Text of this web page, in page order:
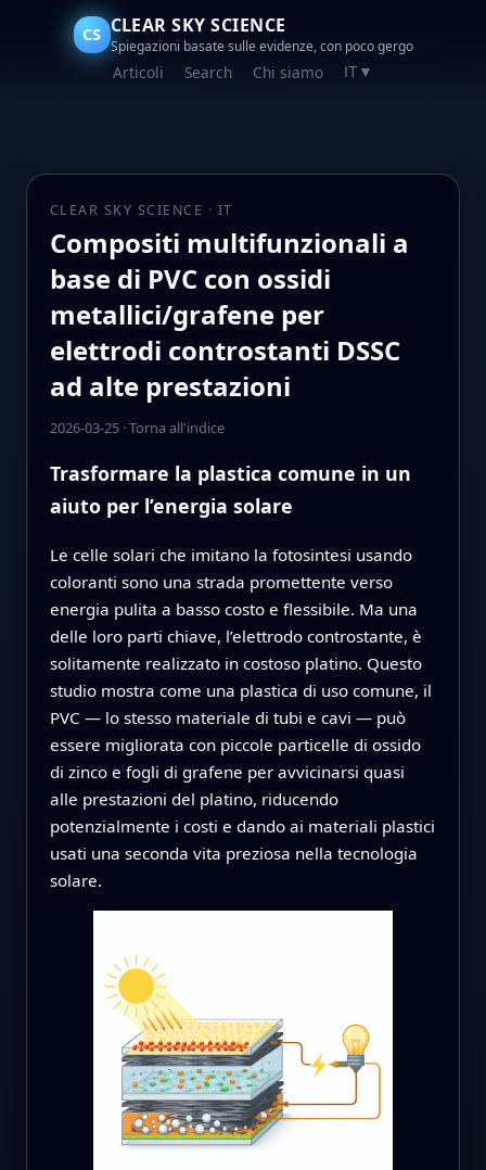
CS CLEAR SKY SCIENCE
Spiegazioni basate sulle evidenze, con poco gergo
Articoli Search Chi siamo IT ▼
CLEAR SKY SCIENCE · IT
Compositi multifunzionali a
base di PVC con ossidi
metallici/grafene per
elettrodi controstanti DSSC
ad alte prestazioni
2026-03-25·Torna all'indice
Trasformare la plastica comune in un
aiuto per l’energia solare
Le celle solari che imitano la fotosintesi usando
coloranti sono una strada promettente verso
energia pulita a basso costo e flessibile. Ma una
delle loro parti chiave, l’elettrodo controstante, è
solitamente realizzato in costoso platino. Questo
studio mostra come una plastica di uso comune, il
PVC — lo stesso materiale di tubi e cavi — può
essere migliorata con piccole particelle di ossido
di zinco e fogli di grafene per avvicinarsi quasi
alle prestazioni del platino, riducendo
potenzialmente i costi e dando ai materiali plastici
usati una seconda vita preziosa nella tecnologia
solare.